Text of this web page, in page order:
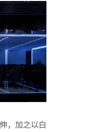
，加之以白